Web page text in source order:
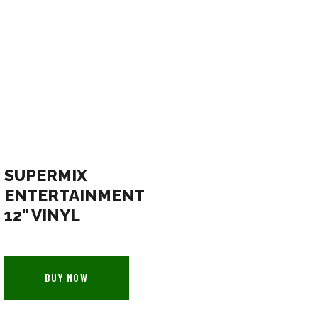
SUPERMIX
ENTERTAINMENT
12" VINYL
BUY NOW